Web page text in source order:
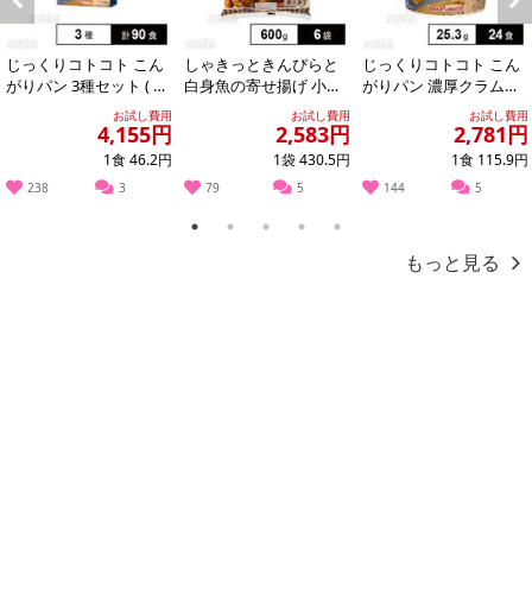
記載されている内容を必ずご確認いただき、お届けする商品セット
にご納得いただきましたうえでお申し込みください。
※パッケージ変更や商品リニューアル（成分など含む）等により、
参考の掲載画像や画像内のバーコードなど、お届け商品と多少異な
る場合がございます。
また、[新たな加工食品の原料原産地表示制度]の経過措置期間の終
了により、商品詳細内に記載の原産国・原材料の表記が旧表記の場
あらかじめご了承いただいた上でお申込みください。なお、本理由
によるお申込み後のキャンセル・返品交換は対応いたしかねます。
Previous
じっくりコトコト こん
がりパン 3種セット ( 濃
厚コーンポタージュ /
お試し費用
4,155円
1食 46.2円
238 3
しゃきっときんぴらと
白身魚の寄せ揚げ 小口
お試し費用
2,583円
1袋 430.5円
79 5
じっくりコトコト こん
がりパン 濃厚クラムポ
タージュ カップ 25.3g
お試し費用
2,781円
1食 115.9円
144 5
Next
1 2 3 4 5
もっと見る